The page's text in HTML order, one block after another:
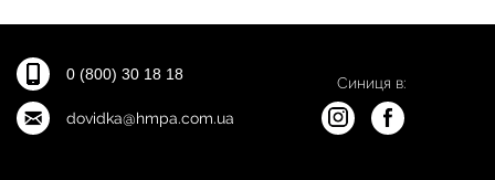
0 (800) 30 18 18
dovidka@hmpa.com.ua
Синиця в: